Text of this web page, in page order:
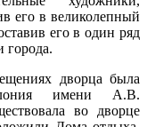
его в великолепный
его в один ряд
дворца была
имени А.В.
во дворце